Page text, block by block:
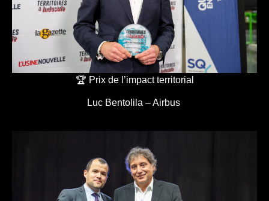
🏆 Prix de l’impact territorial
Luc Bentolila – Airbus